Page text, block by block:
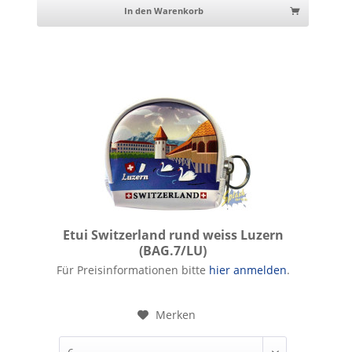
In den Warenkorb
Etui Switzerland rund weiss Luzern
(BAG.7/LU)
Etui Switzerland rund weiss Luzern
Für Preisinformationen bitte hier anmelden.
Merken